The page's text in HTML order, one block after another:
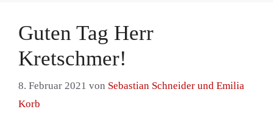
Guten Tag Herr
Kretschmer!
8. Februar 2021 von Sebastian Schneider und Emilia
Korb